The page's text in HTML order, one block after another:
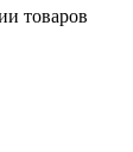
товаров